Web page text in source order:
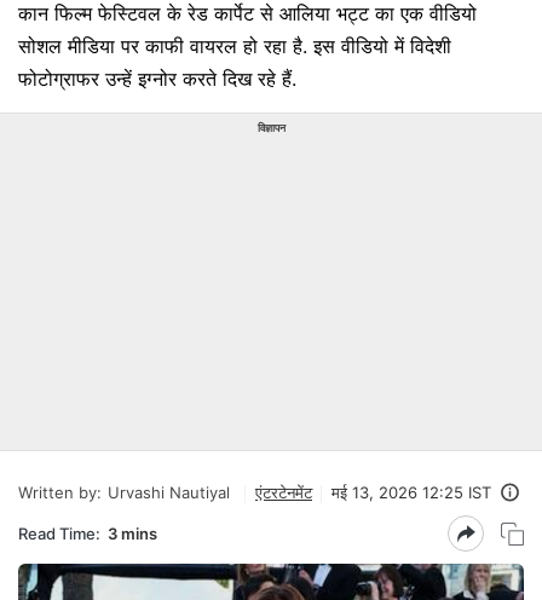
कान फिल्म फेस्टिवल के रेड कार्पेट से आलिया भट्ट का एक वीडियो
सोशल मीडिया पर काफी वायरल हो रहा है. इस वीडियो में विदेशी
फोटोग्राफर उन्हें इग्नोर करते दिख रहे हैं.
विज्ञापन
Written by: Urvashi Nautiyal एंटरटेनमेंट मई 13, 2026 12:25 IST
Read Time: 3 mins